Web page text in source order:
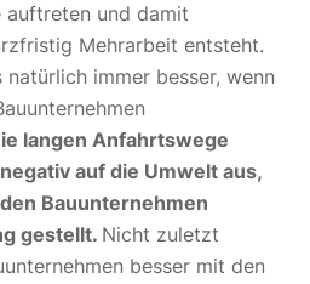
auftreten und damit
Mehrarbeit entsteht.
natürlich immer besser, wenn
langen Anfahrtswege
auf die Umwelt aus,
Bauunternehmen
gestellt. Nicht zuletzt
besser mit den